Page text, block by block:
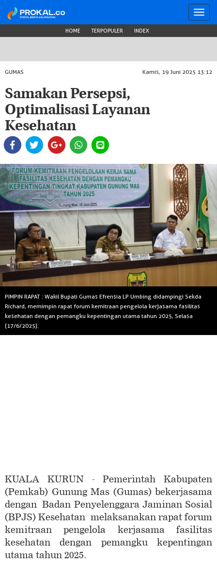
HOME TERPOPULER INDEX
GUMAS Kamis, 19 Juni 2025 13:12
Samakan Persepsi,
Optimalisasi Layanan
Kesehatan
PIMPIN RAPAT : Wakil Bupati Gumas Efrensia LP Umbing didampingi Sekda
Richard, memimpin rapat forum kemitraan pengelola kerjasama fasilitas
kesehatan dengan pemangku kepentingan utama tahun 2025, Selasa
(17/6/2025).
KUALA KURUN - Pemerintah Kabupaten
(Pemkab) Gunung Mas (Gumas) bekerjasama
dengan Badan Penyelenggara Jaminan Sosial
(BPJS) Kesehatan melaksanakan rapat forum
kemitraan pengelola kerjasama fasilitas
kesehatan dengan pemangku kepentingan
utama tahun 2025.